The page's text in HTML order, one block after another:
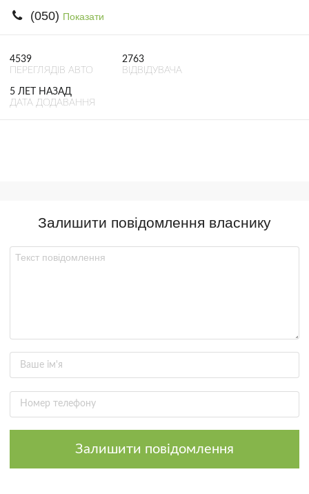
(050) Показати
4539
ПЕРЕГЛЯДІВ АВТО
2763
ВІДВІДУВАЧА
5 ЛЕТ НАЗАД
ДАТА ДОДАВАННЯ
Залишити повідомлення власнику
Залишити повідомлення